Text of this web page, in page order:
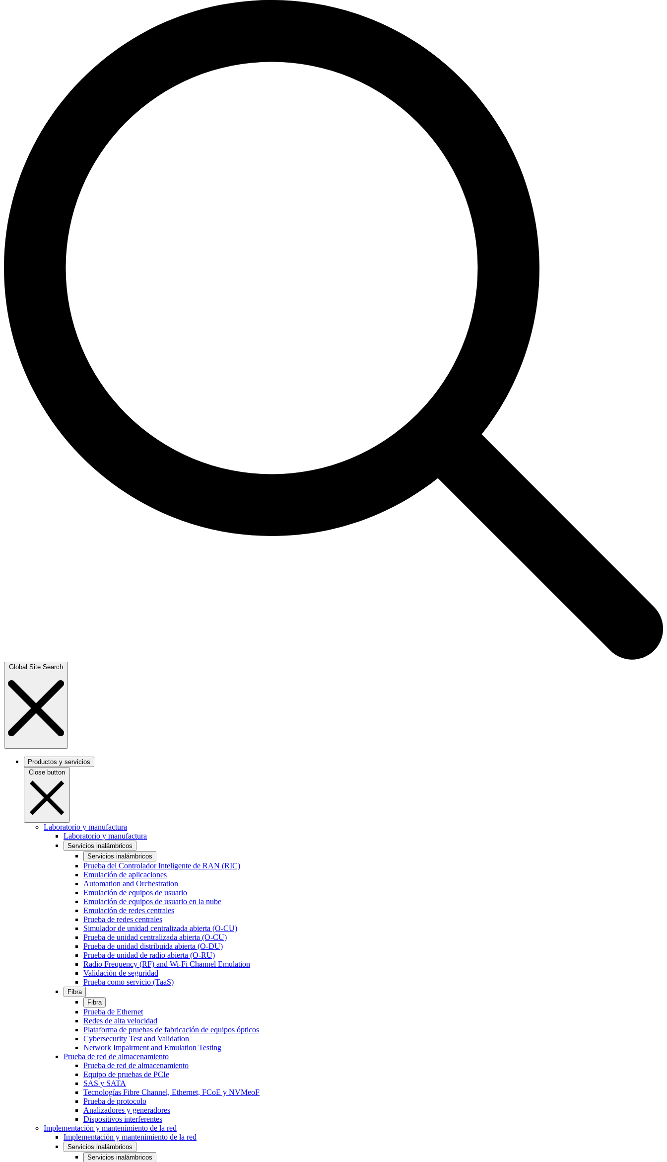
Global Site Search
Productos y servicios
Close button
Laboratorio y manufactura
Laboratorio y manufactura
Servicios inalámbricos
Servicios inalámbricos
Prueba del Controlador Inteligente de RAN (RIC)
Emulación de aplicaciones
Automation and Orchestration
Emulación de equipos de usuario
Emulación de equipos de usuario en la nube
Emulación de redes centrales
Prueba de redes centrales
Simulador de unidad centralizada abierta (O-CU)
Prueba de unidad centralizada abierta (O-CU)
Prueba de unidad distribuida abierta (O-DU)
Prueba de unidad de radio abierta (O-RU)
Radio Frequency (RF) and Wi-Fi Channel Emulation
Validación de seguridad
Prueba como servicio (TaaS)
Fibra
Fibra
Prueba de Ethernet
Redes de alta velocidad
Plataforma de pruebas de fabricación de equipos ópticos
Cybersecurity Test and Validation
Network Impairment and Emulation Testing
Prueba de red de almacenamiento
Prueba de red de almacenamiento
Equipo de pruebas de PCIe
SAS y SATA
Tecnologías Fibre Channel, Ethernet, FCoE y NVMeoF
Prueba de protocolo
Analizadores y generadores
Dispositivos interferentes
Implementación y mantenimiento de la red
Implementación y mantenimiento de la red
Servicios inalámbricos
Servicios inalámbricos